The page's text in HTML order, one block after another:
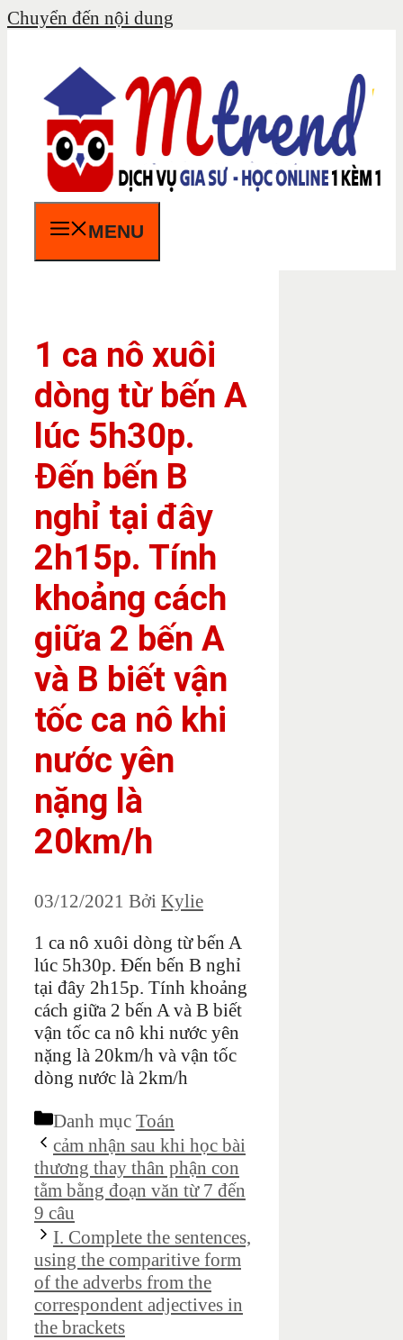
Chuyển đến nội dung
MENU
1 ca nô xuôi
dòng từ bến A
lúc 5h30p.
Đến bến B
nghỉ tại đây
2h15p. Tính
khoảng cách
giữa 2 bến A
và B biết vận
tốc ca nô khi
nước yên
nặng là
20km/h
03/12/2021 Bởi Kylie
1 ca nô xuôi dòng từ bến A
lúc 5h30p. Đến bến B nghỉ
tại đây 2h15p. Tính khoảng
cách giữa 2 bến A và B biết
vận tốc ca nô khi nước yên
nặng là 20km/h và vận tốc
dòng nước là 2km/h
Danh mục Toán
cảm nhận sau khi học bài
thương thay thân phận con
tằm bằng đoạn văn từ 7 đến
9 câu
I. Complete the sentences,
using the comparitive form
of the adverbs from the
correspondent adjectives in
the brackets